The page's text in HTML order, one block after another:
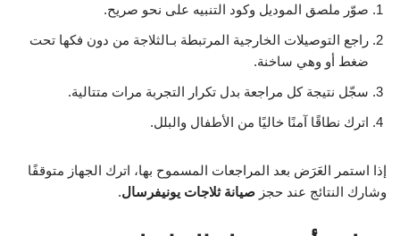
صوّر ملصق الموديل وكود التنبيه على نحو صريح.
راجع التوصيلات الخارجية المرتبطة بـالثلاجة من دون فكها تحت
ضغط أو وهي ساخنة.
سجّل نتيجة كل مراجعة بدل تكرار التجربة مرات متتالية.
اترك نطاقًا آمنًا خاليًا من الأطفال والبلل.
إذا استمر العَرَض بعد المراجعات المسموح بها، اترك الجهاز متوقفًا
وشارك النتائج عند حجز صيانة ثلاجات يونيفرسال.